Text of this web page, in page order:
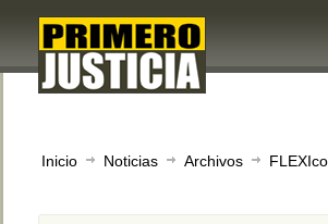
Inicio Noticias Archivos